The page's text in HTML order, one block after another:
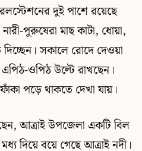
দুই পাশে রয়েছে
পুরুষেরা মাছ কাটা, ধোয়া,
সকালে রোদে দেওয়া
ওপিঠ উল্টে রাখছেন।
পড়ে থাকতে দেখা যায়।
আত্রাই উপজেলা একটি বিল
দিয়ে বয়ে গেছে আত্রাই নদী।